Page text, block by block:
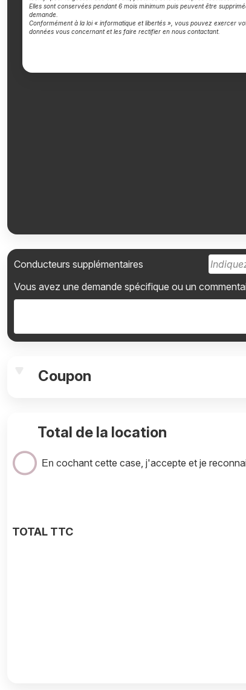
Elles sont conservées pendant 6 mois minimum puis peuvent être
demande.
Conformément à la loi « informatique et libertés », vous pouvez exercer
données vous concernant et les faire rectifier en nous contactant.
Conducteurs supplémentaires
Vous avez une demande spécifique ou un
Coupon
Total de la location
Encochant cette case, j'accepte et je
TOTAL TTC